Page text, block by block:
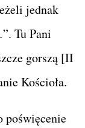
jednak
Tu Pani
gorszą [II
Kościoła.
poświęcenie